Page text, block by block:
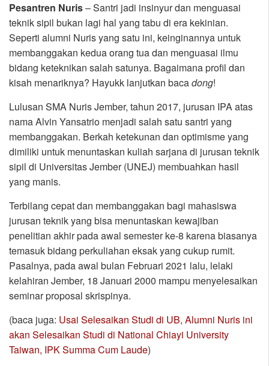
Pesantren Nuris– Santri jadi insinyur dan menguasai
teknik sipil bukan lagi hal yang tabu di era kekinian.
Seperti alumni Nuris yang satu ini, keinginannya untuk
membanggakan kedua orang tua dan menguasai ilmu
bidang keteknikan salah satunya. Bagaimana profil dan
kisah menariknya? Hayukk lanjutkan bacadong!
Lulusan SMA Nuris Jember, tahun 2017, jurusan IPA atas
nama Alvin Yansatrio menjadi salah satu santri yang
membanggakan. Berkah ketekunan dan optimisme yang
dimiliki untuk menuntaskan kuliah sarjana di jurusan teknik
sipil di Universitas Jember (UNEJ) membuahkan hasil
yang manis.
Terbilang cepat dan membanggakan bagi mahasiswa
jurusan teknik yang bisa menuntaskan kewajiban
penelitian akhir pada awal semester ke-8 karena biasanya
temasuk bidang perkuliahan eksak yang cukup rumit.
Pasalnya, pada awal bulan Februari 2021 lalu, lelaki
kelahiran Jember, 18 Januari 2000 mampu menyelesaikan
seminar proposal skrispinya.
(baca juga: Usai Selesaikan Studi di UB, Alumni Nuris ini
akan Selesaikan Studi di National Chiayi University
Taiwan, IPK Summa Cum Laude)